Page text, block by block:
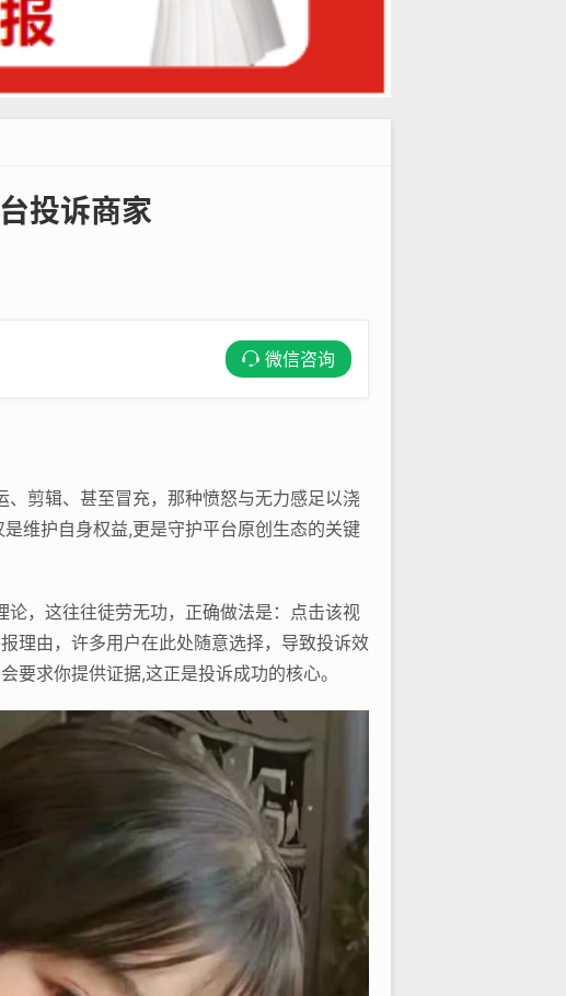
投诉商家
微信咨询
剪辑、甚至冒充，那种愤怒与无力感足以浇
维护自身权益,更是守护平台原创生态的关键
，这往往徒劳无功，正确做法是：点击该视
理由，许多用户在此处随意选择，导致投诉效
要求你提供证据,这正是投诉成功的核心。